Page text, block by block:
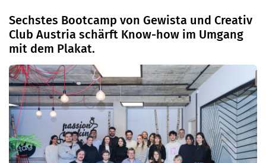
Sechstes Bootcamp von Gewista und Creativ
Club Austria schärft Know-how im Umgang
mit dem Plakat.